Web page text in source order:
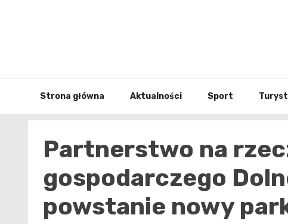
Strona główna Aktualności Sport
Partnerstwo na
gospodarczego
powstanie nowy